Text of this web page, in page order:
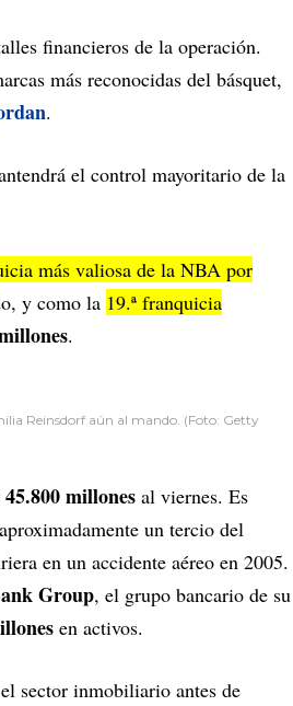
financieros de la operación.
más reconocidas del básquet,
.
el control mayoritario de la
más valiosa de la NBA por
y como la 19.ª franquicia
.
Reinsdorf aún al mando. (Foto: Getty
45.800 millones al viernes. Es
un tercio del
en un accidente aéreo en 2005.
Group, el grupo bancario de su
en activos.
sector inmobiliario antes de